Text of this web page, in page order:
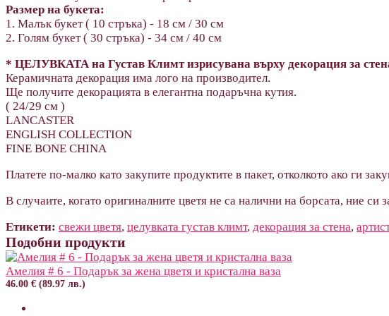
Размер на букета:
1. Малък букет ( 10 стръка) - 18 см / 30 cм
2. Голям букет ( 30 стръка) - 34 см / 40 cм
* ЦЕЛУВКАТА на Густав Климт изрисувана върху декорация за
Керамичната декорация има лого на производител.
Ще получите декорацията в елегантна подаръчна кутия.
( 24/29 см )
LANCASTER
ENGLISH COLLECTION
FINE BONE CHINA
Платете по-малко като закупите продуктите в пакет, отколкото ако ги
В случаите, когато оригиналните цветя не са налични на борсата, ние си
Етикети: свежи цветя, целувката густав климт, декорация за стена,
Подобни продукти
Амелия # 6 - Подарък за жена цветя и кристална ваза
46.00 € (89.97 лв.)